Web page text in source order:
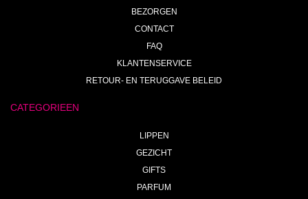
BEZORGEN
CONTACT
FAQ
KLANTENSERVICE
RETOUR- EN TERUGGAVE BELEID
CATEGORIEEN
LIPPEN
GEZICHT
GIFTS
PARFUM